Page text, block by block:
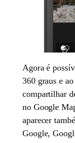
Agora é
360 graus e
compartilhar
no Google
aparecer
Google,